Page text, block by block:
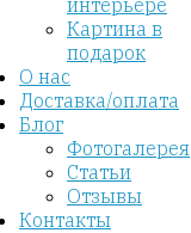
интерьере
Картина в
подарок
О нас
Доставка/оплата
Блог
Фотогалерея
Статьи
Отзывы
Контакты